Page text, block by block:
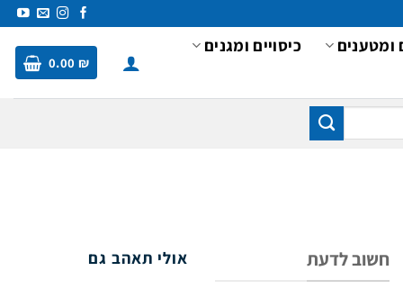
ומטענים
כיסויים ומגנים
0.00 ₪
חשוב לדעת אולי תאהב גם